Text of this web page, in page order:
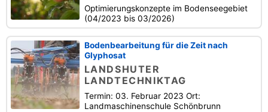
Optimierungskonzepte im Bodenseegebiet
(04/2023 bis 03/2026)
Bodenbearbeitung für die Zeit nach
Glyphosat
LANDSHUTER
LANDTECHNIKTAG
Termin: 03. Februar 2023 Ort:
Landmaschinenschule Schönbrunn